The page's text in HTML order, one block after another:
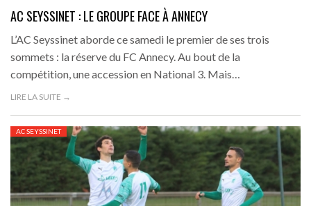
AC SEYSSINET : LE GROUPE FACE À ANNECY
L’AC Seyssinet aborde ce samedi le premier de ses trois
sommets : la réserve du FC Annecy. Au bout de la
compétition, une accession en National 3. Mais…
LIRE LA SUITE →
AC SEYSSINET